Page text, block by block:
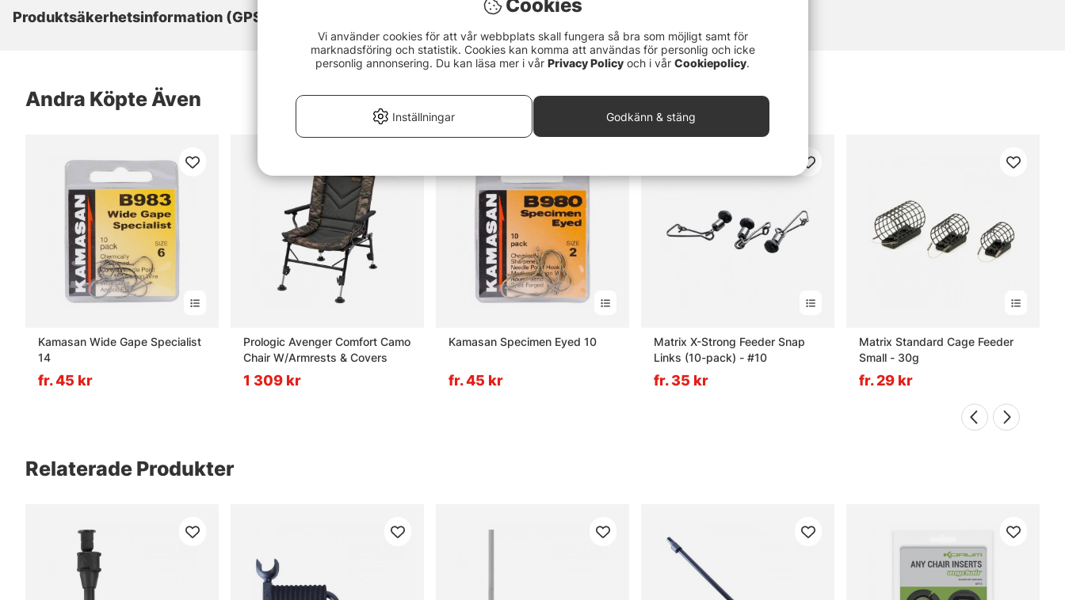
Produktsäkerhetsinformation (GPSR)
Andra Köpte Även
Kamasan Wide Gape Specialist
14
fr. 45 kr
Prologic Avenger Comfort Camo
Chair W/Armrests & Covers
1 309 kr
Kamasan Specimen Eyed 10
fr. 45 kr
Matrix X-Strong Feeder Snap
Links (10-pack) - #10
fr. 35 kr
Matrix Standard Cage Feeder
Small - 30g
fr. 29 kr
Relaterade Produkter
Cookies
Vi använder cookies för att vår webbplats skall fungera så bra som möjligt samt för
marknadsföring och statistik. Cookies kan komma att användas för personlig och icke
personlig annonsering. Du kan läsa mer i vår Privacy Policy och i vår Cookiepolicy.
Inställningar Godkänn & stäng